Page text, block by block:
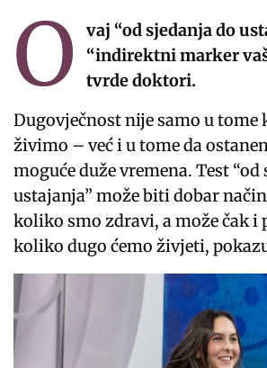
O
vaj “od sjedanja do
“indirektni marker
tvrde doktori.
Dugovječnost nije samo u tome
živimo – već i u tome da
moguće duže vremena. Test “od
ustajanja” može biti dobar
koliko smo zdravi, a može čak i
koliko dugo ćemo živjeti,